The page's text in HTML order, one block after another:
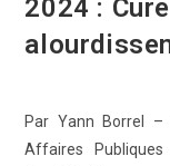
2024 :
Par Yann Borrel –
Affaires